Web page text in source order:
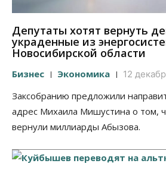
Депутаты хотят вернуть
украденные из
Новосибирской области
Бизнес Экономика 12
Заксобранию предложили
адрес Михаила Мишустина о том,
вернули миллиарды Абызова.